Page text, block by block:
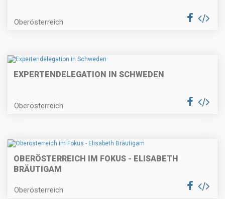
Oberösterreich
EXPERTENDELEGATION IN SCHWEDEN
Oberösterreich
OBERÖSTERREICH IM FOKUS - ELISABETH
BRÄUTIGAM
Oberösterreich